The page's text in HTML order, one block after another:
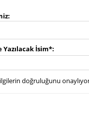
İsim*
doğruluğunu